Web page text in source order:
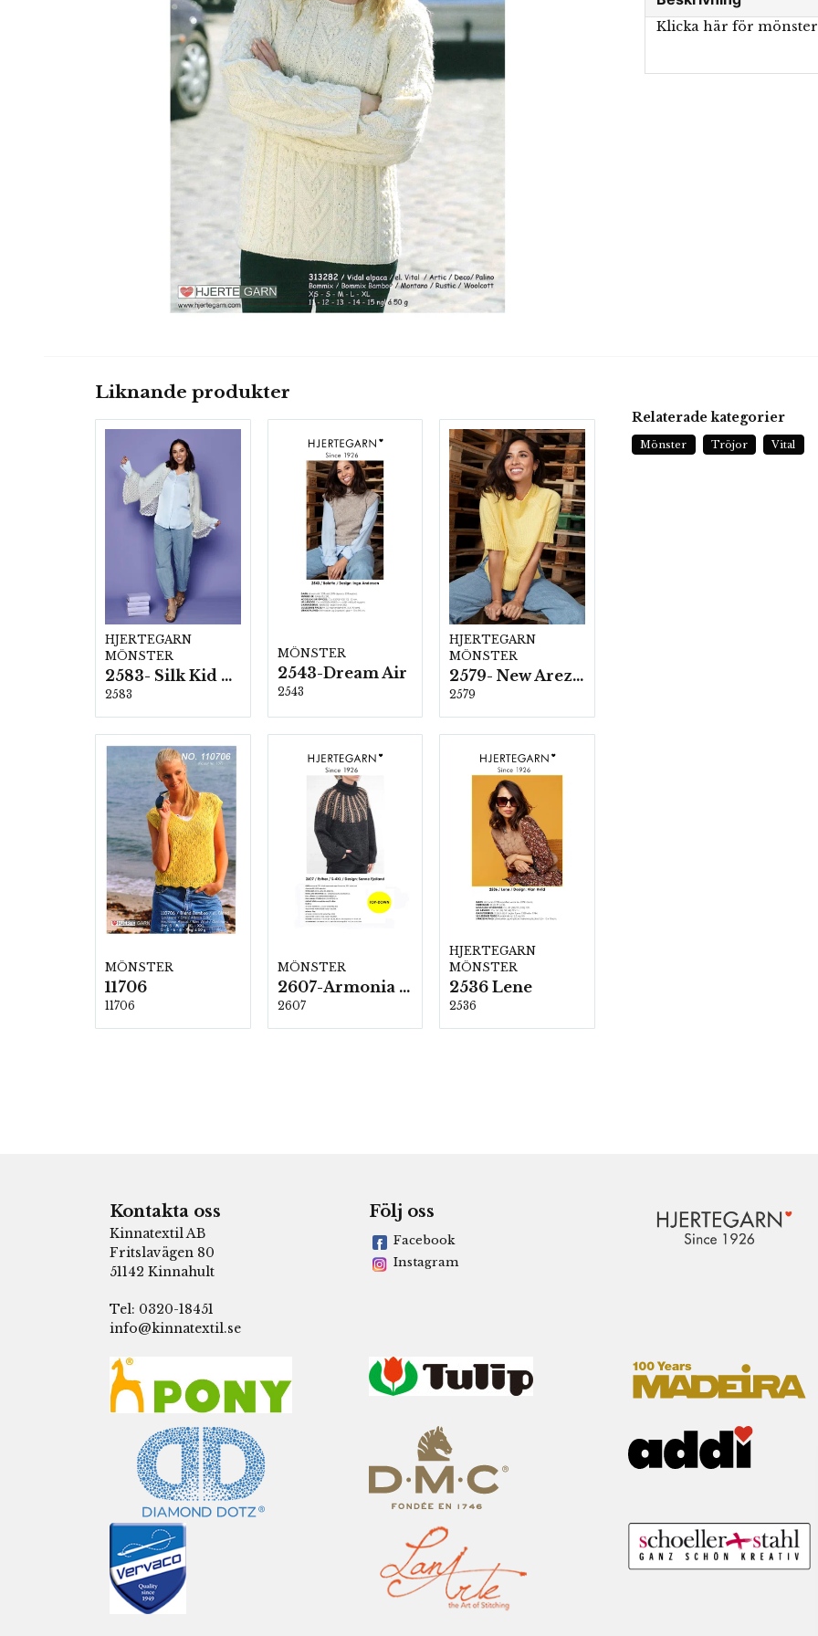
Klicka här för mönster
Liknande produkter
HJERTEGARN
MÖNSTER
2583- Silk Kid Mohair
2583
MÖNSTER
2543-Dream Air
2543
HJERTEGARN
MÖNSTER
2579- New Arezzo
2579
MÖNSTER
11706
11706
MÖNSTER
2607-Armonia och Alpaca 400
2607
HJERTEGARN
MÖNSTER
2536 Lene
2536
Relaterade kategorier
Mönster Tröjor Vital
Kontakta oss
Kinnatextil AB
Fritslavägen 80
51142 Kinnahult
Tel: 0320-18451
info@kinnatextil.se
Följ oss
Facebook
Instagram